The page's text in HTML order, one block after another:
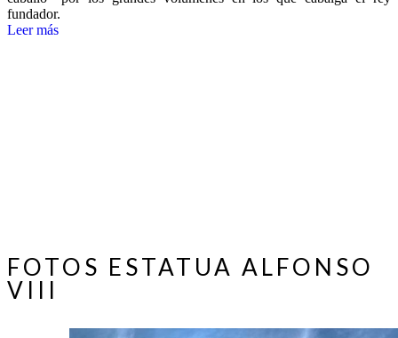
fundador.
Leer más
FOTOS ESTATUA ALFONSO
VIII